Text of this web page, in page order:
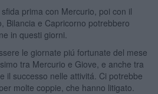
prima con Mercurio, poi con il
Bilancia e Capricorno potrebbero
in questi giorni.
le giornate piú fortunate del mese
tra Mercurio e Giove, e anche tra
il successo nelle attivitá. Ci potrebbe
molte coppie, che hanno litigato.